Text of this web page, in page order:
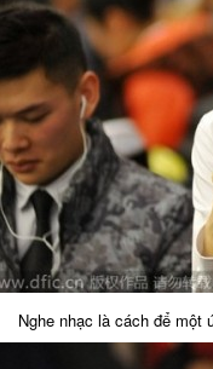
Nghe nhạc là cách để một